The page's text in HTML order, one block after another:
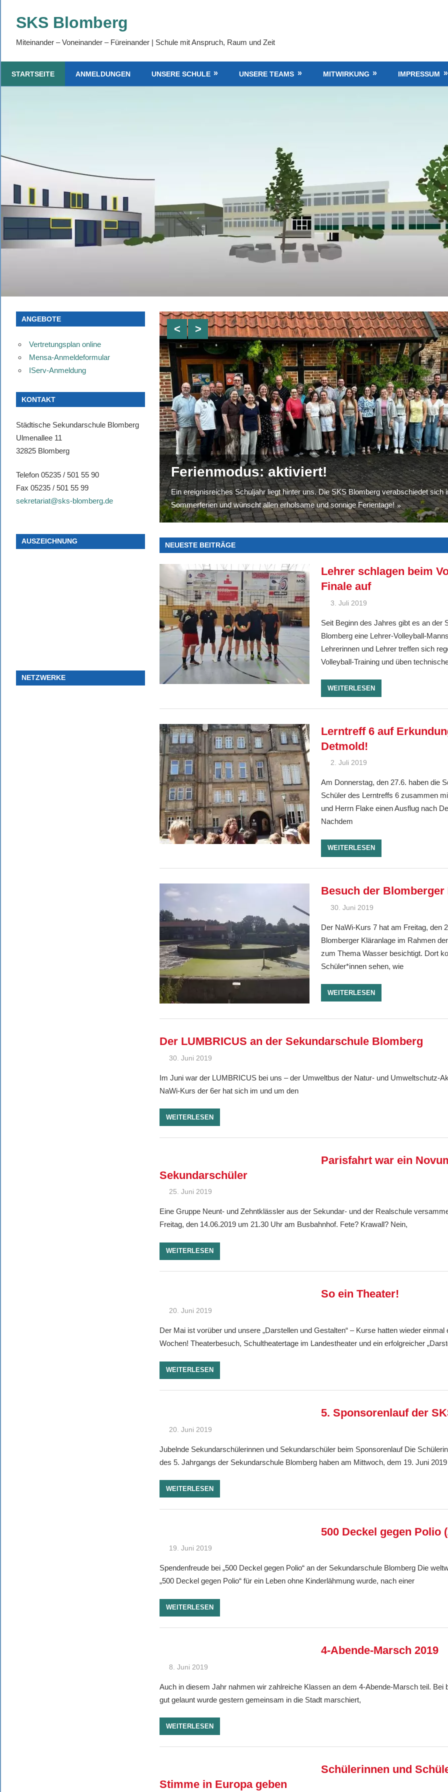
InhaltSKS Blomberg
Miteinander – Voneinander – Füreinander | Schule mit Anspruch, Raum und Zeit
STARTSEITE ANMELDUNGEN UNSERE SCHULE UNSERE TEAMS MITWIRKUNG IMPRESSUM
Ferienmodus: aktiviert!
Ein ereignisreiches Schuljahr liegt hinter uns. Die SKS Blomberg verabschiedet sich
Sommerferien und wünscht allen erholsame und sonnige Ferientage!
Auszeichnung für unseren MakerSpace
In Anerkennung für die aktive Gestaltung von innovativer Bildung wurde unsere SKS
„Zukunft mitgemacht“ ausgezeichnet. Darauf sind wir
„Fit in Lippe – fit for job“ 2026
abgeschlossen
Mit einer feierlichen Abschlussveranstaltung endete auch in diesem Jahr das
Berufsorientierungsprojekt „Fit in Lippe – fit for job“.
„Ein Jahrgang mit Herz“
„Ein Jahrgang mit Herz“: 89 Absolvent*innen feiern ihren Schulabschluss an der
Neuer Ruheraum für unsere Lehrkräfte
Der neue Ruheraum: Ein Ort, an dem Lehrkräfte zwischen Unterricht, Gesprächen
neue Kraft tanken. Zwei Liegen, ein Relaxsessel und Ruhe sorgen dafür, dass die
Namen verdient.
NEUESTE BEITRÄGE
Lehrer schlagen beim
Finale auf
3. Juli 2019
Seit Beginn des Jahres gibt es an der
Blomberg eine Lehrer-Volleyball-
Lehrerinnen und Lehrer treffen sich
Volleyball-Training und üben
WEITERLESEN
Lerntreff 6 auf
Detmold!
2. Juli 2019
Am Donnerstag, den 27.6. haben die
Schüler des Lerntreffs 6 zusammen
und Herrn Flake einen Ausflug nach
Nachdem
WEITERLESEN
Besuch der Blomberger
30. Juni 2019
Der NaWi-Kurs 7 hat am Freitag, den
Blomberger Kläranlage im Rahmen
zum Thema Wasser besichtigt. Dort
Schüler*innen sehen, wie
WEITERLESEN
Der LUMBRICUS an der Sekundarschule Blomberg
30. Juni 2019
Im Juni war der LUMBRICUS bei uns – der Umweltbus der Natur- und Umweltschutz-
NaWi-Kurs der 6er hat sich im und um den
WEITERLESEN
Parisfahrt war ein
Sekundarschüler
25. Juni 2019
Eine Gruppe Neunt- und Zehntklässler aus der Sekundar- und der Realschule
Freitag, den 14.06.2019 um 21.30 Uhr am Busbahnhof. Fete? Krawall? Nein,
WEITERLESEN
So ein Theater!
20. Juni 2019
Der Mai ist vorüber und unsere „Darstellen und Gestalten“ – Kurse hatten wieder einmal
Wochen! Theaterbesuch, Schultheatertage im Landestheater und ein erfolgreicher
WEITERLESEN
5. Sponsorenlauf der
20. Juni 2019
Jubelnde Sekundarschülerinnen und Sekundarschüler beim Sponsorenlauf Die
des 5. Jahrgangs der Sekundarschule Blomberg haben am Mittwoch, dem 19. Juni 2019
WEITERLESEN
500 Deckel gegen Polio
19. Juni 2019
Spendenfreude bei „500 Deckel gegen Polio“ an der Sekundarschule Blomberg Die
„500 Deckel gegen Polio“ für ein Leben ohne Kinderlähmung wurde, nach einer
WEITERLESEN
4-Abende-Marsch 2019
8. Juni 2019
Auch in diesem Jahr nahmen wir zahlreiche Klassen an dem 4-Abende-Marsch teil. Bei
gut gelaunt wurde gestern gemeinsam in die Stadt marschiert,
WEITERLESEN
Schülerinnen und
Stimme in Europa geben
ANGEBOTE
Vertretungsplan online
Mensa-Anmeldeformular
IServ-Anmeldung
KONTAKT
Städtische Sekundarschule Blomberg
Ulmenallee 11
32825 Blomberg
Telefon 05235 / 501 55 90
Fax 05235 / 501 55 99
sekretariat@sks-blomberg.de
AUSZEICHNUNG
NETZWERKE